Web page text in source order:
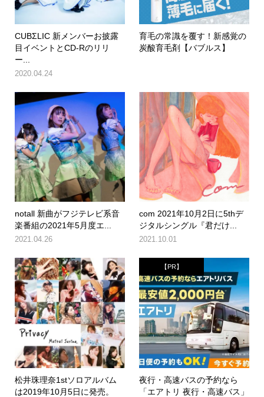
CUBΣLIC 新メンバーお披露
目イベントとCD-Rのリリ
ー...
2020.04.24
育毛の常識を覆す！新感覚の
炭酸育毛剤【バブルス】
notall 新曲がフジテレビ系音
楽番組の2021年5月度エ...
2021.04.26
com 2021年10月2日に5thデ
ジタルシングル『君だけ...
2021.10.01
松井珠理奈1stソロアルバム
は2019年10月5日に発売。
【PR】
夜行・高速バスの予約なら
「エアトリ 夜行・高速バス」